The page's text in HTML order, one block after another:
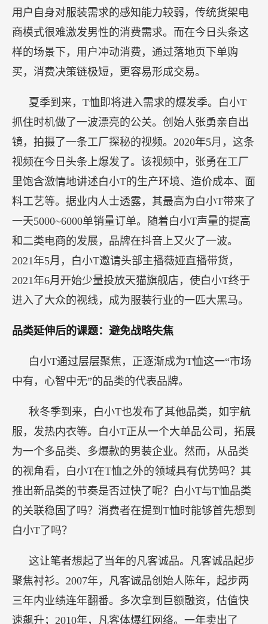
用户自身对服装需求的感知能力较弱，传统货架电
商模式很难激发男性的消费需求。而在今日头条这
样的场景下，用户冲动消费，通过落地页下单购
买，消费决策链极短，更容易形成交易。
夏季到来，T恤即将进入需求的爆发季。白小T
抓住时机做了一波漂亮的公关。创始人张勇亲自出
镜，拍摄了一条工厂探秘的视频。2020年5月，这条
视频在今日头条上爆发了。该视频中，张勇在工厂
里饱含激情地讲述白小T的生产环境、造价成本、面
料工艺等。据业内人士透露，其最高为白小T带来了
一天5000~6000单销量订单。随着白小T声量的提高
和二类电商的发展，品牌在抖音上又火了一波。
2021年5月，白小T邀请头部主播薇娅直播带货，
2021年6月开始少量投放天猫旗舰店，使白小T终于
进入了大众的视线，成为服装行业的一匹大黑马。
品类延伸后的课题：避免战略失焦
白小T通过层层聚焦，正逐渐成为T恤这一“市场
中有，心智中无”的品类的代表品牌。
秋冬季到来，白小T也发布了其他品类，如宇航
服，发热内衣等。白小T正从一个大单品公司，拓展
为一个多品类、多爆款的男装企业。然而，从品类
的视角看，白小T在T恤之外的领域具有优势吗？其
推出新品类的节奏是否过快了呢？白小T与T恤品类
的关联稳固了吗？消费者在提到T恤时能够首先想到
白小T了吗？
这让笔者想起了当年的凡客诚品。凡客诚品起步
聚焦衬衫。2007年，凡客诚品创始人陈年，起步两
三年内业绩连年翻番。多次拿到巨额融资，估值快
速飙升；2010年，凡客体爆红网络。一年卖出了